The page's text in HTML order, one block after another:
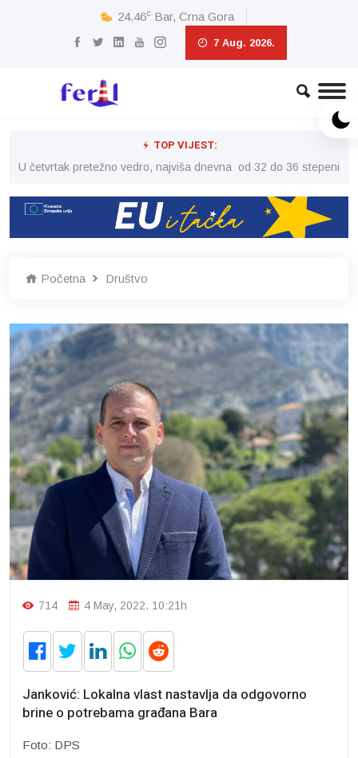
24.46c Bar, Crna Gora
7 Aug. 2026.
TOP VIJEST:
U četvrtak pretežno vedro, najviša dnevna od 32 do 36 stepeni
Početna Društvo
714 4 May, 2022. 10:21h
Janković: Lokalna vlast nastavlja da odgovorno
brine o potrebama građana Bara
Foto: DPS